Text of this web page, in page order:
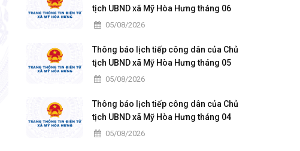
tịch UBND xã Mỹ Hòa Hưng tháng 06
năm 2026
05/08/2026
Thông báo lịch tiếp công dân của Chủ
tịch UBND xã Mỹ Hòa Hưng tháng 05
năm 2026
05/08/2026
Thông báo lịch tiếp công dân của Chủ
tịch UBND xã Mỹ Hòa Hưng tháng 04
năm 2026
05/08/2026